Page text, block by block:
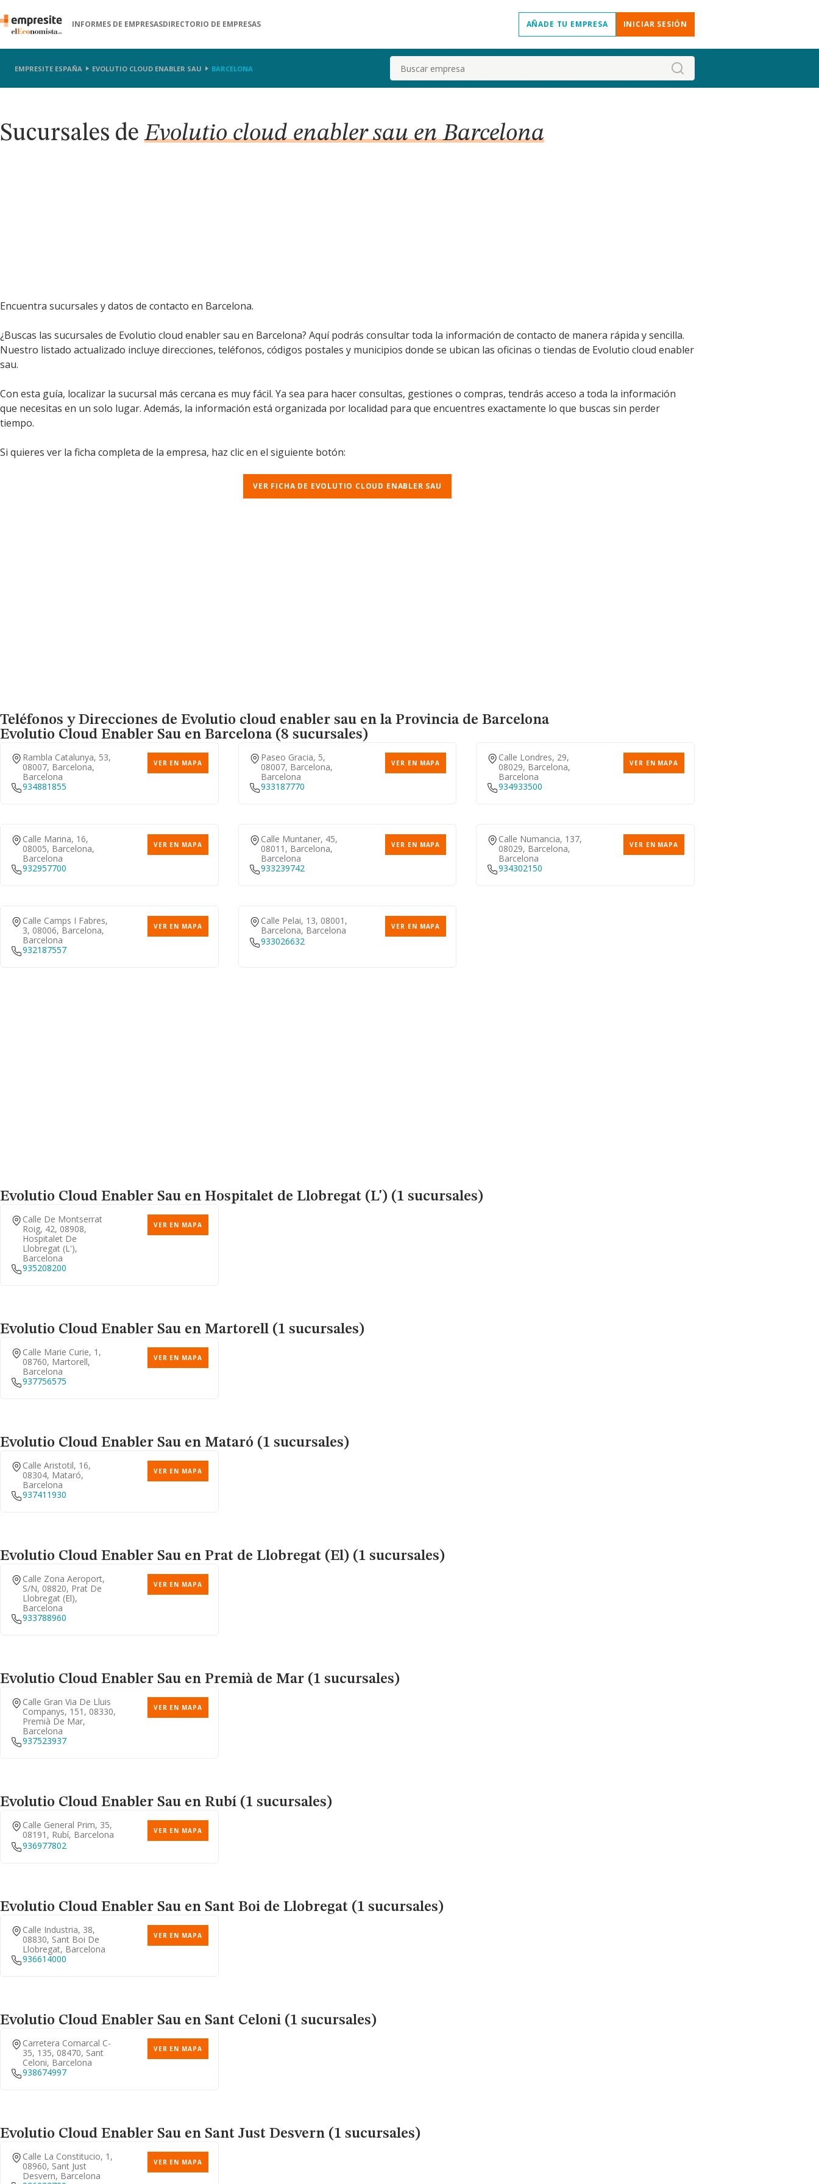
INFORMES DE EMPRESASDIRECTORIO DE EMPRESAS AÑADE TU EMPRESA INICIAR SESIÓN
EMPRESITE ESPAÑA EVOLUTIO CLOUD ENABLER SAU BARCELONA Buscar
Sucursales deEvolutio cloud enabler sau en Barcelona
Encuentra sucursales y datos de contacto en Barcelona.
¿Buscas las sucursales de Evolutio cloud enabler sau en Barcelona? Aquí podrás consultar toda la información de contacto de manera rápida y sencilla.
Nuestro listado actualizado incluye direcciones, teléfonos, códigos postales y municipios donde se ubican las oficinas o tiendas de Evolutio cloud enabler
sau.
Con esta guía, localizar la sucursal más cercana es muy fácil. Ya sea para hacer consultas, gestiones o compras, tendrás acceso a toda la información
que necesitas en un solo lugar. Además, la información está organizada por localidad para que encuentres exactamente lo que buscas sin perder
tiempo.
Si quieres ver la ficha completa de la empresa, haz clic en el siguiente botón:
VER FICHA DE EVOLUTIO CLOUD ENABLER SAU
Teléfonos y Direcciones de Evolutio cloud enabler sau en la Provincia de Barcelona
Evolutio Cloud Enabler Sau en Barcelona (8 sucursales)
Rambla Catalunya, 53,
08007, Barcelona,
Barcelona
VER EN MAPA
934881855
Paseo Gracia, 5,
08007, Barcelona,
Barcelona
VER EN MAPA
933187770
Calle Londres, 29,
08029, Barcelona,
Barcelona
VER EN MAPA
934933500
Calle Marina, 16,
08005, Barcelona,
Barcelona
VER EN MAPA
932957700
Calle Muntaner, 45,
08011, Barcelona,
Barcelona
VER EN MAPA
933239742
Calle Numancia, 137,
08029, Barcelona,
Barcelona
VER EN MAPA
934302150
Calle Camps I Fabres,
3, 08006, Barcelona,
Barcelona
VER EN MAPA
932187557
Calle Pelai, 13, 08001,
Barcelona, Barcelona
VER EN MAPA
933026632
Evolutio Cloud Enabler Sau en Hospitalet de Llobregat (L') (1 sucursales)
Calle De Montserrat
Roig, 42, 08908,
Hospitalet De
Llobregat (l'),
Barcelona
VER EN MAPA
935208200
Evolutio Cloud Enabler Sau en Martorell (1 sucursales)
Calle Marie Curie, 1,
08760, Martorell,
Barcelona
VER EN MAPA
937756575
Evolutio Cloud Enabler Sau en Mataró (1 sucursales)
Calle Aristotil, 16,
08304, Mataró,
Barcelona
VER EN MAPA
937411930
Evolutio Cloud Enabler Sau en Prat de Llobregat (El) (1 sucursales)
Calle Zona Aeroport,
S/n, 08820, Prat De
Llobregat (el),
Barcelona
VER EN MAPA
933788960
Evolutio Cloud Enabler Sau en Premià de Mar (1 sucursales)
Calle Gran Via De Lluis
Companys, 151, 08330,
Premià De Mar,
Barcelona
VER EN MAPA
937523937
Evolutio Cloud Enabler Sau en Rubí (1 sucursales)
Calle General Prim, 35,
08191, Rubí, Barcelona
VER EN MAPA
936977802
Evolutio Cloud Enabler Sau en Sant Boi de Llobregat (1 sucursales)
Calle Industria, 38,
08830, Sant Boi De
Llobregat, Barcelona
VER EN MAPA
936614000
Evolutio Cloud Enabler Sau en Sant Celoni (1 sucursales)
Carretera Comarcal C-
35, 135, 08470, Sant
Celoni, Barcelona
VER EN MAPA
938674997
Evolutio Cloud Enabler Sau en Sant Just Desvern (1 sucursales)
Calle La Constitucio, 1,
08960, Sant Just
Desvern, Barcelona
VER EN MAPA